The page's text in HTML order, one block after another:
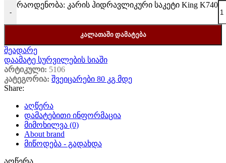
-
რაოდენობა: კარის ჰიდრავლიკური საკეტი King K740
ᲙᲐᲚᲐᲗᲐᲨᲘ ᲓᲐᲛᲐᲢᲔᲑᲐ
შეადარე
დაამატე სურვილების სიაში
არტიკული: 5106
კატეგორია: შვეიცარები 80 კგ მდე
Share:
აღწერა
დამატებითი ინფორმაცია
მიმოხილვა (0)
About brand
მიწოდება - გადახდა